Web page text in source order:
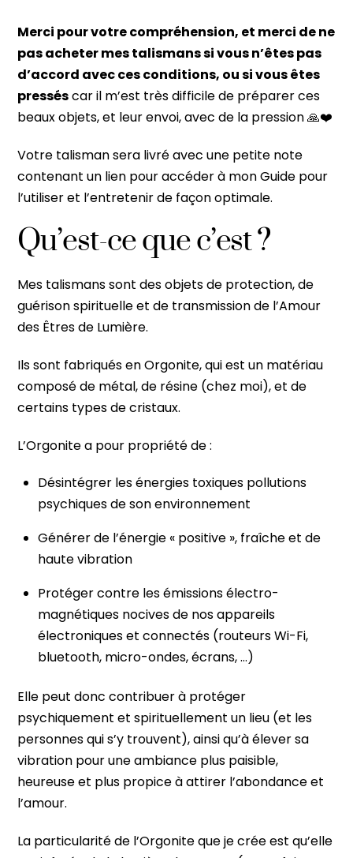
Merci pour votre compréhension, et merci de ne
pas acheter mes talismans si vous n’êtes pas
d’accord avec ces conditions, ou si vous êtes
presséscar il m’est très difficile de préparer ces
beaux objets, et leur envoi, avec de la pression 🙏❤️
Votre talisman sera livré avec une petite note
contenant un lien pour accéder à mon Guide pour
l’utiliser et l’entretenir de façon optimale.
Qu’est-ce que c’est ?
Mes talismans sont des objets de protection, de
guérison spirituelle et de transmission de l’Amour
des Êtres de Lumière.
Ils sont fabriqués en Orgonite, qui est un matériau
composé de métal, de résine (chez moi), et de
certains types de cristaux.
L’Orgonite a pour propriété de :
Désintégrer les énergies toxiques pollutions
psychiques de son environnement
Générer de l’énergie « positive », fraîche et de
haute vibration
Protéger contre les émissions électro-
magnétiques nocives de nos appareils
électroniques et connectés (routeurs Wi-Fi,
bluetooth, micro-ondes, écrans, …)
Elle peut donc contribuer à protéger
psychiquement et spirituellement un lieu (et les
personnes qui s’y trouvent), ainsi qu’à élever sa
vibration pour une ambiance plus paisible,
heureuse et plus propice à attirer l’abondance et
l’amour.
La particularité de l’Orgonite que je crée est qu’elle